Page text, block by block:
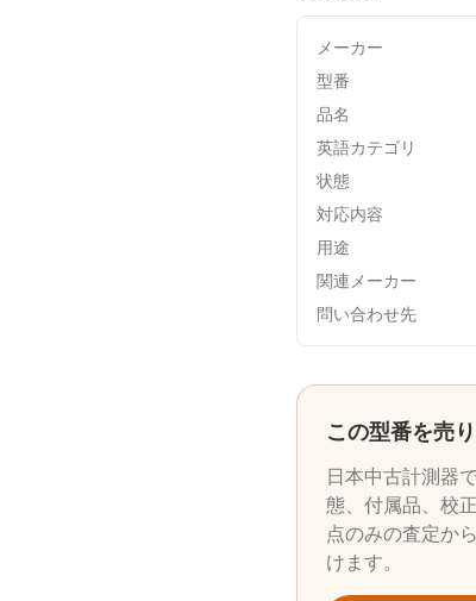
メーカー
型番
品名
英語カテゴリ
状態
対応内容
用途
関連メーカー
問い合わせ先
この型番を売
日本中古計測器
態、付属品、校
点のみの査定か
けます。